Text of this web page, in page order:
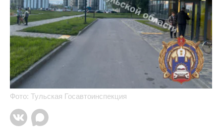
Фото: Тульская Госавтоинспекция